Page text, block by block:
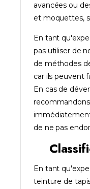
avancées ou
et moquettes,
En tant
pas utiliser de
de méthodes
car ils peuvent
En cas de
de ne pas
En tant
teinture de